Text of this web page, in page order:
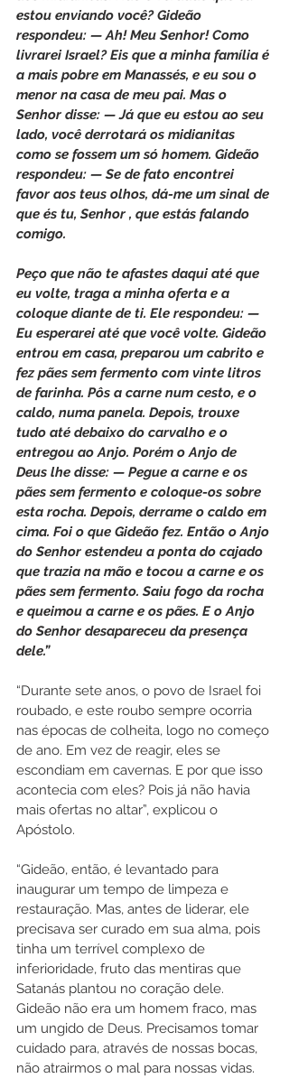
estou enviando você? Gideão
respondeu: — Ah! Meu Senhor! Como
livrarei Israel? Eis que a minha família é
a mais pobre em Manassés, e eu sou o
menor na casa de meu pai. Mas o
Senhor disse: — Já que eu estou ao seu
lado, você derrotará os midianitas
como se fossem um só homem. Gideão
respondeu: — Se de fato encontrei
favor aos teus olhos, dá-me um sinal de
que és tu, Senhor , que estás falando
comigo.
Peço que não te afastes daqui até que
eu volte, traga a minha oferta e a
coloque diante de ti. Ele respondeu: —
Eu esperarei até que você volte. Gideão
entrou em casa, preparou um cabrito e
fez pães sem fermento com vinte litros
de farinha. Pôs a carne num cesto, e o
caldo, numa panela. Depois, trouxe
tudo até debaixo do carvalho e o
entregou ao Anjo. Porém o Anjo de
Deus lhe disse: — Pegue a carne e os
pães sem fermento e coloque-os sobre
esta rocha. Depois, derrame o caldo em
cima. Foi o que Gideão fez. Então o Anjo
do Senhor estendeu a ponta do cajado
que trazia na mão e tocou a carne e os
pães sem fermento. Saiu fogo da rocha
e queimou a carne e os pães. E o Anjo
do Senhor desapareceu da presença
dele.”
“Durante sete anos, o povo de Israel foi
roubado, e este roubo sempre ocorria
nas épocas de colheita, logo no começo
de ano. Em vez de reagir, eles se
escondiam em cavernas. E por que isso
acontecia com eles? Pois já não havia
mais ofertas no altar”, explicou o
Apóstolo.
“Gideão, então, é levantado para
inaugurar um tempo de limpeza e
restauração. Mas, antes de liderar, ele
precisava ser curado em sua alma, pois
tinha um terrível complexo de
inferioridade, fruto das mentiras que
Satanás plantou no coração dele.
Gideão não era um homem fraco, mas
um ungido de Deus. Precisamos tomar
cuidado para, através de nossas bocas,
não atrairmos o mal para nossas vidas.